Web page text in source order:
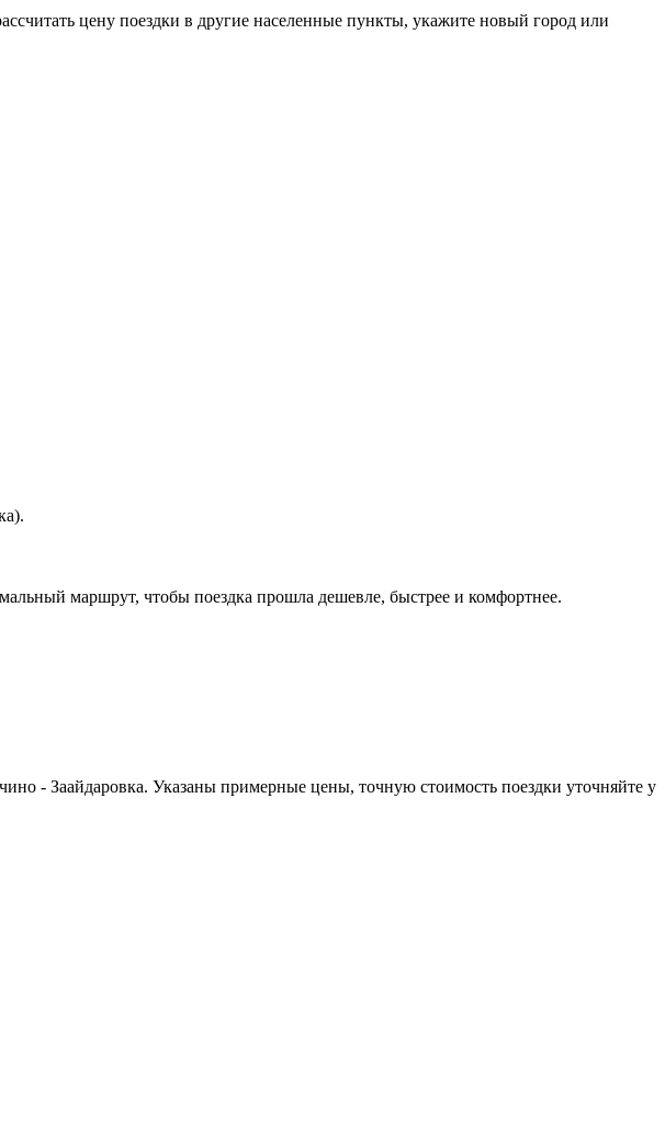
цену поездки в другие населенные пункты, укажите новый город или
маршрут, чтобы поездка прошла дешевле, быстрее и комфортнее.
- Заайдаровка. Указаны примерные цены, точную стоимость поездки уточняйте у